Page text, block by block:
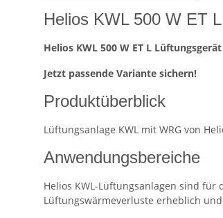
Helios KWL 500 W ET
Helios KWL 500 W ET L
Jetzt passende Variante sichern!
Produktüberblick
Lüftungsanlage KWL mit WRG von
Anwendungsbereiche
Helios KWL-Lüftungsanlagen sind
Lüftungswärmeverluste erheblich